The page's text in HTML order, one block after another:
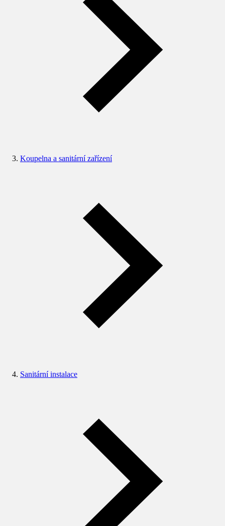
Koupelna a sanitární zařízení
Sanitární instalace